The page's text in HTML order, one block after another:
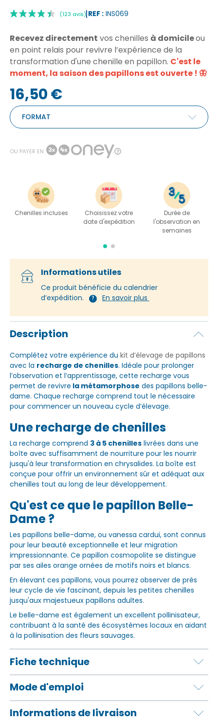
REF : INS069
|
Recevez directement vos chenilles à domicileou
en point relais pour revivre l’expérience de la
transformation d'une chenille en papillon. C'est le
moment, la saison des papillons est ouverte ! 🦋
16,50 €
FORMAT
OU PAYER EN
Chenilles incluses
Choisissez votre
date d'expédition
Durée de
l'observation en
semaines
Informations utiles
Ce produit bénéficie du calendrier
d’expédition.
? En savoir plus
Description
Complétez votre expérience du kit d’élevage de papillons
avec la recharge de chenilles. Idéale pour prolonger
l’observation et l’apprentissage, cette recharge vous
permet de revivre la métamorphose des papillons belle-
dame. Chaque recharge comprend tout le nécessaire
pour commencer un nouveau cycle d’élevage.
Une recharge de chenilles
La recharge comprend 3 à 5 chenilles livrées dans une
boîte avec suffisamment de nourriture pour les nourrir
jusqu'à leur transformation en chrysalides. La boîte est
conçue pour offrir un environnement sûr et adéquat aux
chenilles tout au long de leur développement.
Qu'est ce que le papillon Belle-
Dame ?
Les papillons belle-dame, ou vanessa cardui, sont connus
pour leur beauté exceptionnelle et leur migration
impressionnante. Ce papillon cosmopolite se distingue
par ses ailes orange ornées de motifs noirs et blancs.
En élevant ces papillons, vous pourrez observer de près
leur cycle de vie fascinant, depuis les petites chenilles
jusqu'aux majestueux papillons adultes.
Le belle-dame est également un excellent pollinisateur,
contribuant à la santé des écosystèmes locaux en aidant
à la pollinisation des fleurs sauvages.
Fiche technique
Mode d'emploi
Informations de livraison